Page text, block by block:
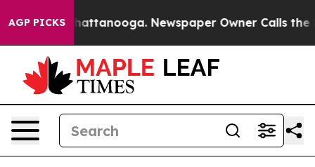
AGP PICKS
in Chattanooga. Newspaper Owner Calls the